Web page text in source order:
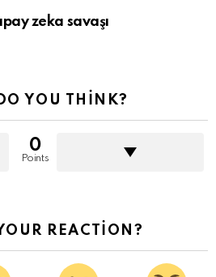
zeka savaşı
YOU THINK?
0
Points
REACTION?